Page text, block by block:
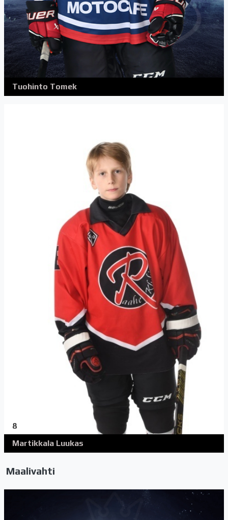
Tuohinto Tomek
8
Martikkala Luukas
Maalivahti